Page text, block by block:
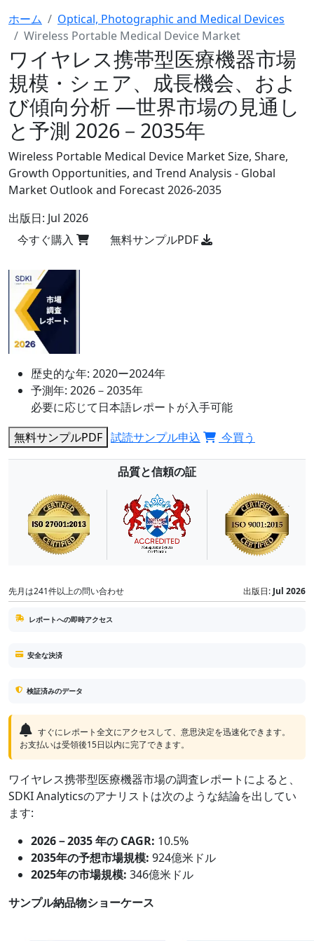
ホーム
Optical, Photographic and Medical Devices
Wireless Portable Medical Device Market
ワイヤレス携帯型医療機器市場
規模・シェア、成長機会、およ
び傾向分析 ―世界市場の見通し
と予測 2026－2035年
Wireless Portable Medical Device Market Size, Share,
Growth Opportunities, and Trend Analysis - Global
Market Outlook and Forecast 2026-2035
出版日: Jul 2026
今すぐ購入
無料サンプルPDF
歴史的な年: 2020ー2024年
予測年: 2026－2035年
必要に応じて日本語レポートが入手可能
無料サンプルPDF 試読サンプル申込 今買う
品質と信頼の証
先月は241件以上の問い合わせ 出版日: Jul 2026
レポートへの即時アクセス
安全な決済
検証済みのデータ
すぐにレポート全文にアクセスして、意思決定を迅速化できます。
お支払いは受領後15日以内に完了できます。
ワイヤレス携帯型医療機器市場の調査レポートによると、
SDKI Analyticsのアナリストは次のような結論を出してい
ます:
2026－2035 年の CAGR: 10.5%
2035年の予想市場規模: 924億米ドル
2025年の市場規模: 346億米ドル
サンプル納品物ショーケース